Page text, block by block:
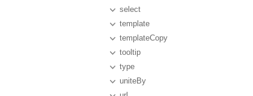
select
template
templateCopy
tooltip
type
uniteBy